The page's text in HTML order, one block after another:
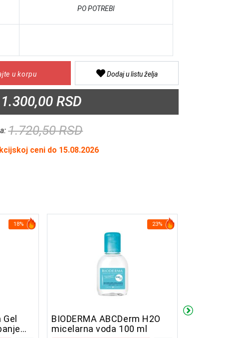
PO POTREBI
u korpu Dodaj u listu želja
1.300,00 RSD
1.720,50 RSD
ceni do 15.08.2026
18% 23%
BIODERMA ABCDerm H2O
micelarna voda 100 ml